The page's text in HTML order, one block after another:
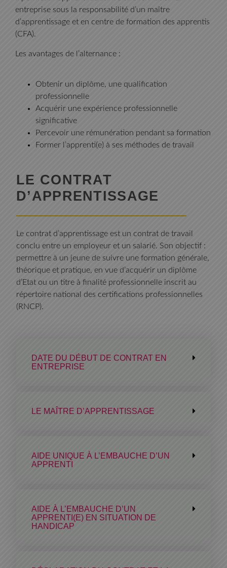
entreprise sous la responsabilité d’un maître
d’apprentissage et en centre de formation des apprentis
(CFA).
Les avantages de l’alternance :
Obtenir un diplôme, une qualification
professionnelle
Acquérir une expérience professionnelle
significative
Percevoir une rémunération pendant sa formation
Former l’apprenti(e) à ses méthodes de travail
LE CONTRAT
D’APPRENTISSAGE
Le contrat d’apprentissage est un contrat de travail
conclu entre un employeur et un salarié. Son objectif :
permettre à un jeune de suivre une formation générale,
théorique et pratique, en vue d’acquérir un diplôme
d’Etat ou un titre à finalité professionnelle inscrit au
répertoire national des certifications professionnelles
(RNCP).
DATE DU DÉBUT DE CONTRAT EN
ENTREPRISE
LE MAÎTRE D’APPRENTISSAGE
AIDE UNIQUE À L’EMBAUCHE D’UN
APPRENTI
AIDE À L’EMBAUCHE D’UN
APPRENTI(E) EN SITUATION DE
HANDICAP